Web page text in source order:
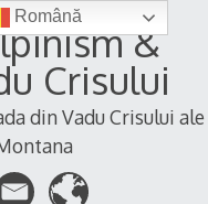
&
Crisului
din Vadu Crisului ale
Română